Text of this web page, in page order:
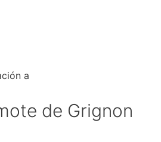
a
de Grignon